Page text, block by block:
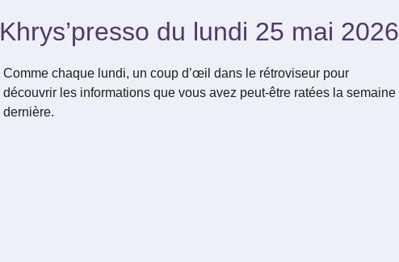
Khrys’presso du lundi 25 mai 2026
Comme chaque lundi, un coup d’œil dans le rétroviseur pour
découvrir les informations que vous avez peut-être ratées la semaine
dernière.